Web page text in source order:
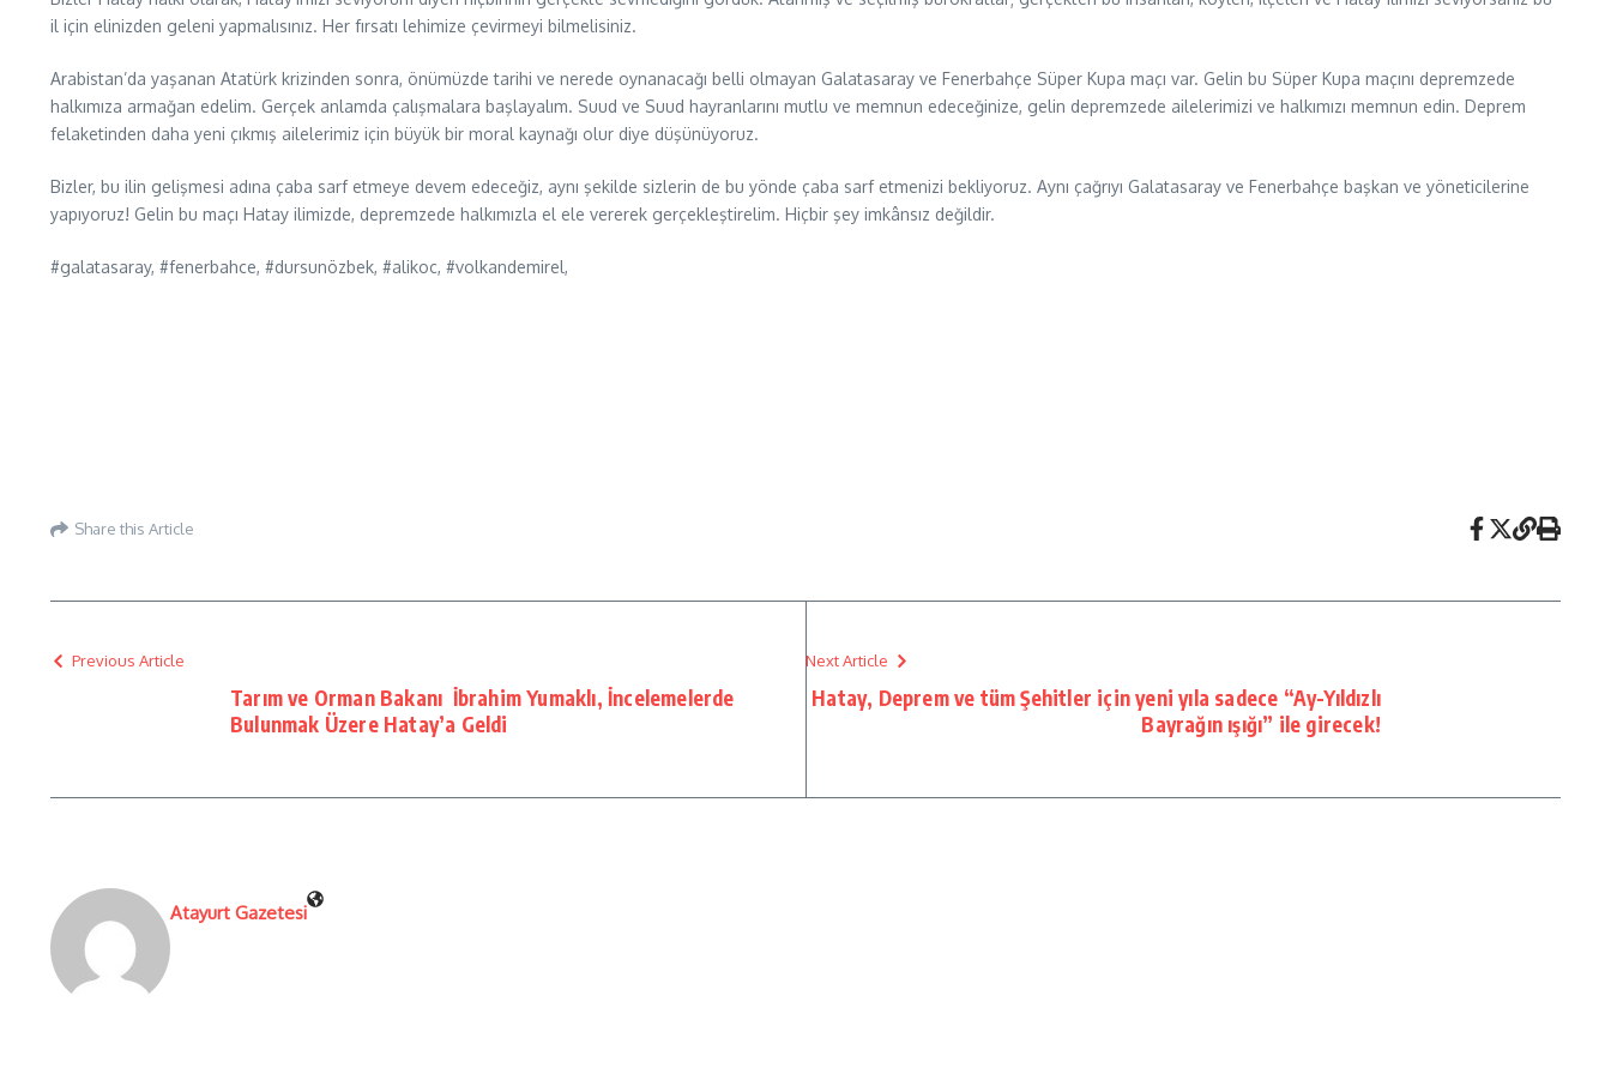
il için elinizden geleni yapmalısınız. Her fırsatı lehimize çevirmeyi bilmelisiniz.
Arabistan’da yaşanan Atatürk krizinden sonra, önümüzde tarihi ve nerede oynanacağı belli olmayan Galatasaray ve Fenerbahçe Süper Kupa maçı var. Gelin bu Süper Kupa maçını depremzede
halkımıza armağan edelim. Gerçek anlamda çalışmalara başlayalım. Suud ve Suud hayranlarını mutlu ve memnun edeceğinize, gelin depremzede ailelerimizi ve halkımızı memnun edin. Deprem
felaketinden daha yeni çıkmış ailelerimiz için büyük bir moral kaynağı olur diye düşünüyoruz.
Bizler, bu ilin gelişmesi adına çaba sarf etmeye devem edeceğiz, aynı şekilde sizlerin de bu yönde çaba sarf etmenizi bekliyoruz. Aynı çağrıyı Galatasaray ve Fenerbahçe başkan ve yöneticilerine
yapıyoruz! Gelin bu maçı Hatay ilimizde, depremzede halkımızla el ele vererek gerçekleştirelim. Hiçbir şey imkânsız değildir.
#galatasaray, #fenerbahce, #dursunözbek, #alikoc, #volkandemirel,
Share this Article
Previous Article
Tarım ve Orman Bakanı İbrahim Yumaklı, İncelemelerde
Bulunmak Üzere Hatay’a Geldi
Next Article
Hatay, Deprem ve tüm Şehitler için yeni yıla sadece “Ay-Yıldızlı
Bayrağın ışığı” ile girecek!
Atayurt Gazetesi